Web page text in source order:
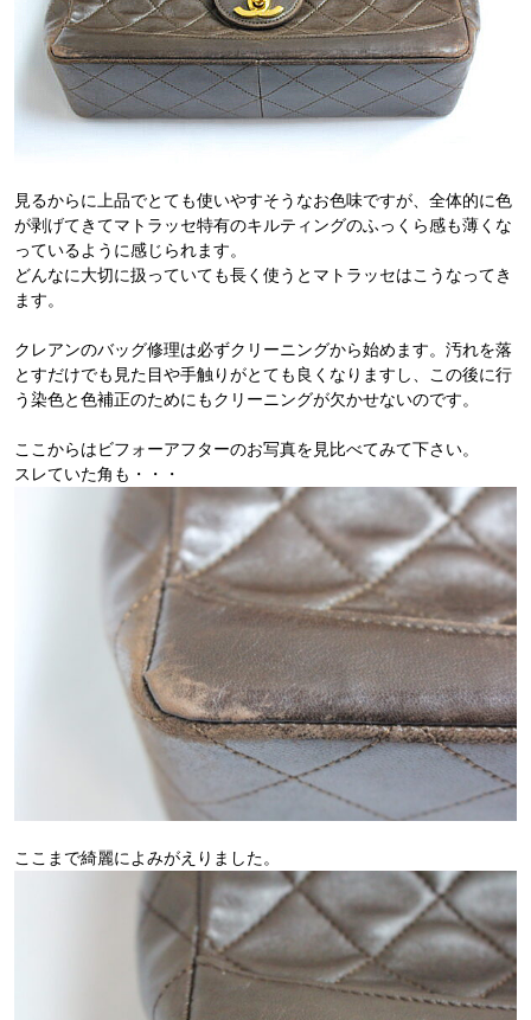
見るからに上品でとても使いやすそうなお色味ですが、全体的に色
が剥げてきてマトラッセ特有のキルティングのふっくら感も薄くな
っているように感じられます。
どんなに大切に扱っていても長く使うとマトラッセはこうなってき
ます。
クレアンのバッグ修理は必ずクリーニングから始めます。汚れを落
とすだけでも見た目や手触りがとても良くなりますし、この後に行
う染色と色補正のためにもクリーニングが欠かせないのです。
ここからはビフォーアフターのお写真を見比べてみて下さい。
スレていた角も・・・
ここまで綺麗によみがえりました。